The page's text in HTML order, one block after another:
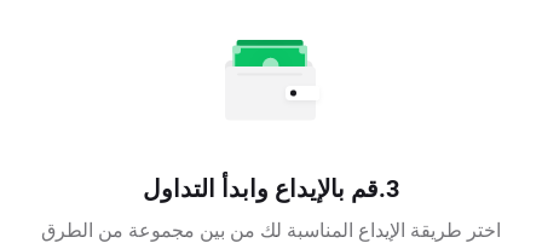
3.قم بالإيداع وابدأ التداول
اختر طريقة الإيداع المناسبة لك من بين مجموعة من الطرق